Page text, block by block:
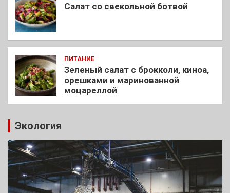
Салат со свекольной ботвой
ПИТАНИЕ
Зеленый салат с брокколи, киноа,
орешками и маринованной
моцареллой
Экология